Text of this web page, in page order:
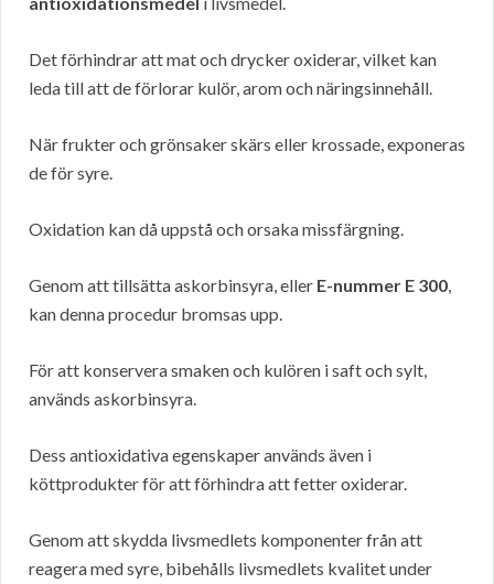
Det förhindrar att mat och drycker oxiderar, vilket kan
leda till att de förlorar kulör, arom och näringsinnehåll.
När frukter och grönsaker skärs eller krossade, exponeras
de för syre.
Oxidation kan då uppstå och orsaka missfärgning.
Genom att tillsätta askorbinsyra, eller E-nummer E 300,
kan denna procedur bromsas upp.
För att konservera smaken och kulören i saft och sylt,
används askorbinsyra.
Dess antioxidativa egenskaper används även i
köttprodukter för att förhindra att fetter oxiderar.
Genom att skydda livsmedlets komponenter från att
reagera med syre, bibehålls livsmedlets kvalitet under